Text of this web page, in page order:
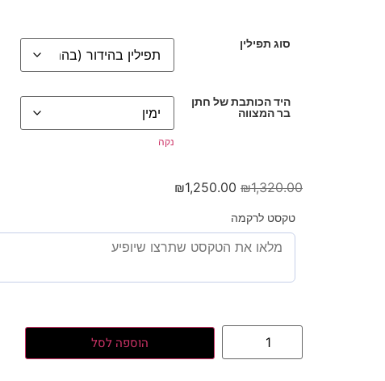
סוג תפילין
היד הכותבת של חתן
בר המצווה
נקה
₪1,320.00
₪1,250.00
טקסט לרקמה
הוספה לסל